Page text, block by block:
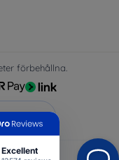
Excellent
förbehållna.